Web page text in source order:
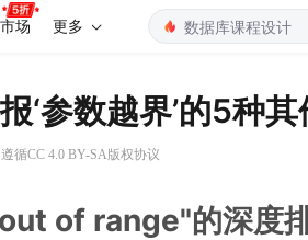
场 更多
‘参数越界’的5种
循CC 4.0 BY-SA版权协议
of range"的深度